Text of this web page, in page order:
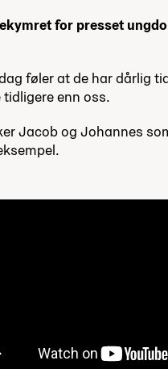
for presset
føler at de har dårlig
tidligere enn oss.
Jacob og Johannes